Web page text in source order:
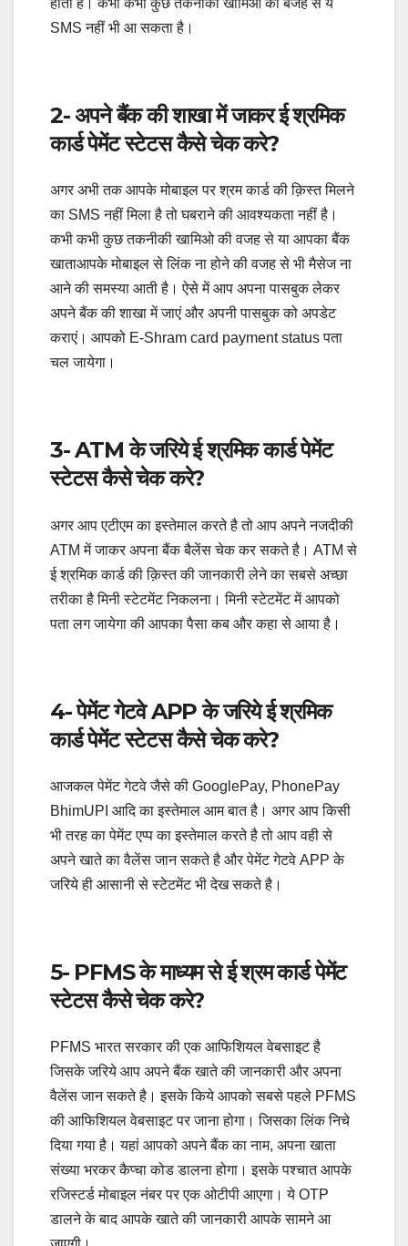
SMS नहीं भी आ सकता है।
2- अपने बैंक की शाखा में जाकर ई श्रमिक
कार्ड पेमेंट स्टेटस कैसे चेक करे?
अगर अभी तक आपके मोबाइल पर श्रम कार्ड की क़िस्त मिलने
का SMS नहीं मिला है तो घबराने की आवश्यकता नहीं है।
कभी कभी कुछ तकनीकी खामिओ की वजह से या आपका बैंक
खाताआपके मोबाइल से लिंक ना होने की वजह से भी मैसेज ना
आने की समस्या आती है। ऐसे में आप अपना पासबुक लेकर
अपने बैंक की शाखा में जाएं और अपनी पासबुक को अपडेट
कराएं। आपको E-Shram card payment status पता
चल जायेगा।
3- ATM के जरिये ई श्रमिक कार्ड पेमेंट
स्टेटस कैसे चेक करे?
अगर आप एटीएम का इस्तेमाल करते है तो आप अपने नजदीकी
ATM में जाकर अपना बैंक बैलेंस चेक कर सकते है। ATM से
ई श्रमिक कार्ड की क़िस्त की जानकारी लेने का सबसे अच्छा
तरीका है मिनी स्टेटमेंट निकलना। मिनी स्टेटमेंट में आपको
पता लग जायेगा की आपका पैसा कब और कहा से आया है।
4- पेमेंट गेटवे APP के जरिये ई श्रमिक
कार्ड पेमेंट स्टेटस कैसे चेक करे?
आजकल पेमेंट गेटवे जैसे की GooglePay, PhonePay
BhimUPI आदि का इस्तेमाल आम बात है। अगर आप किसी
भी तरह का पेमेंट एप्प का इस्तेमाल करते है तो आप वही से
अपने खाते का वैलेंस जान सकते है और पेमेंट गेटवे APP के
जरिये ही आसानी से स्टेटमेंट भी देख सकते है।
5- PFMS के माध्यम से ई श्रम कार्ड पेमेंट
स्टेटस कैसे चेक करे?
PFMS भारत सरकार की एक आफिशियल वेबसाइट है
जिसके जरिये आप अपने बैंक खाते की जानकारी और अपना
वैलेंस जान सकते है। इसके किये आपको सबसे पहले PFMS
की आफिशियल वेबसाइट पर जाना होगा। जिसका लिंक निचे
दिया गया है। यहां आपको अपने बैंक का नाम, अपना खाता
संख्या भरकर कैप्चा कोड डालना होगा। इसके पश्चात आपके
रजिस्टर्ड मोबाइल नंबर पर एक ओटीपी आएगा। ये OTP
डालने के बाद आपके खाते की जानकारी आपके सामने आ